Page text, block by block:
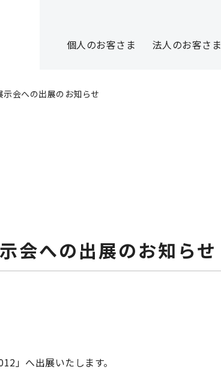
個人のお客さま 法人のお客さま
示会への出展のお知らせ
会への出展のお知らせ
」へ出展いたします。